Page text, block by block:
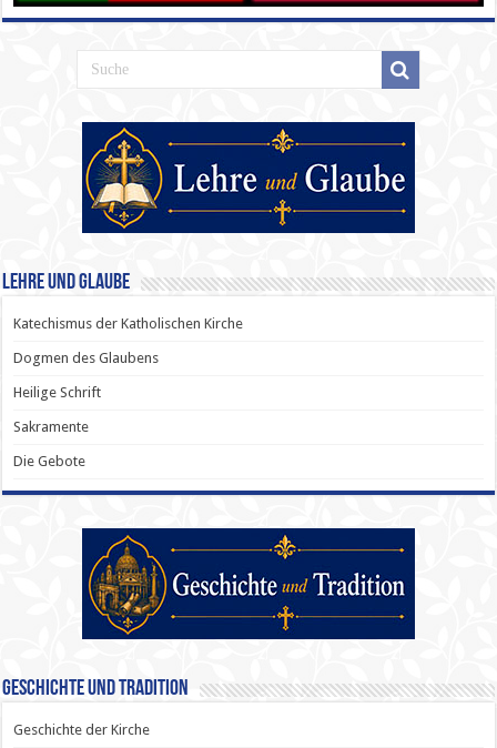
Lehre und Glaube
Katechismus der Katholischen Kirche
Dogmen des Glaubens
Heilige Schrift
Sakramente
Die Gebote
Geschichte und Tradition
Geschichte der Kirche